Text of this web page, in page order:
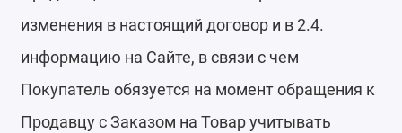
изменения в настоящий договор и в 2.4.
информацию на Сайте, в связи с чем
Покупатель обязуется на момент обращения к
Продавцу с Заказом на Товар учитывать